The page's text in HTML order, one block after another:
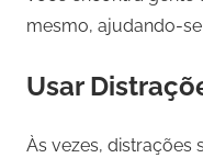
mesmo, ajudando-
Usar
Às vezes, distrações